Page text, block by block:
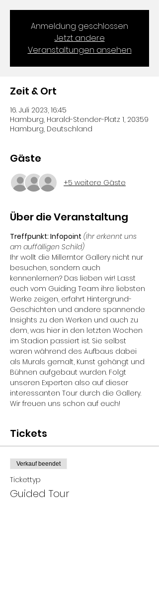
Anmeldung geschlossen
Jetzt andere
Veranstaltungen ansehen
Zeit & Ort
16. Juli 2023, 16:45
Hamburg, Harald-Stender-Platz 1, 20359
Hamburg, Deutschland
Gäste
+5 weitere Gäste
Über die Veranstaltung
Treffpunkt: Infopoint (Ihr erkennt uns
am auffälligen Schild)
Ihr wollt die Millerntor Gallery nicht nur
besuchen, sondern auch
kennenlernen? Das lieben wir! Lasst
euch vom Guiding Team ihre liebsten
Werke zeigen, erfahrt Hintergrund-
Geschichten und andere spannende
Insights zu den Werken und auch zu
dem, was hier in den letzten Wochen
im Stadion passiert ist. Sie selbst
waren während des Aufbaus dabei
als Murals gemalt, Kunst gehängt und
Bühnen aufgebaut wurden. Folgt
unseren Experten also auf dieser
interessanten Tour durch die Gallery.
Wir freuen uns schon auf euch!
Tickets
Verkauf beendet
Tickettyp
Guided Tour